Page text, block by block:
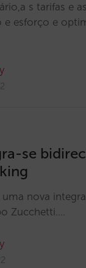
s tarifas e
esforço e
se
uma nova
Zucchetti.…